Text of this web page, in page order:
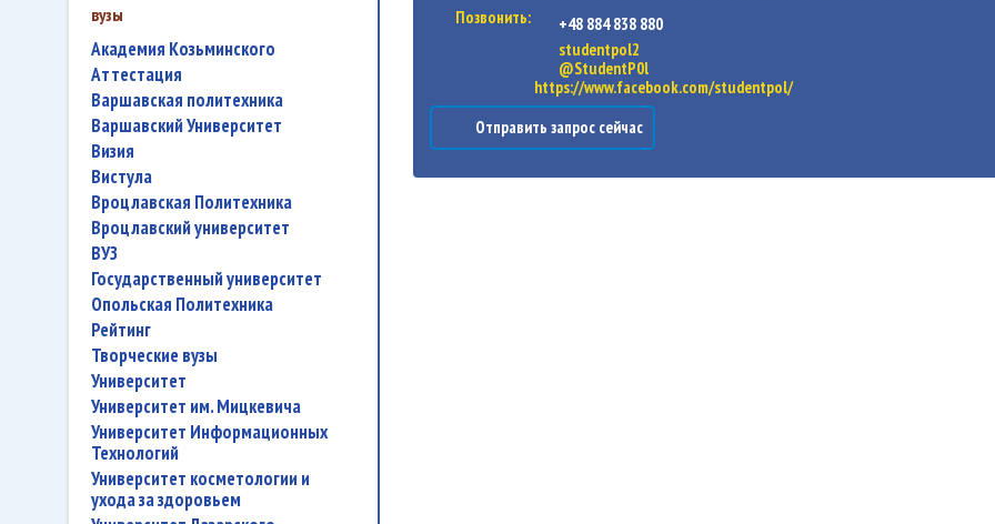
вузы
Академия Козьминского
аттестация
Варшавская политехника
Варшавский Университет
Визия
Вистула
Вроцлавская Политехника
Вроцлавский университет
ВУЗ
государственный университет
Опольская Политехника
рейтинг
творческие вузы
университет
Университет им. Мицкевича
Университет Информационных
Технологий
университет косметологии и
ухода за здоровьем
Позвонить:
+48 884 838 880
studentpol2
@StudentP0l
https://www.facebook.com/studentpol/
Отправить запрос сейчас